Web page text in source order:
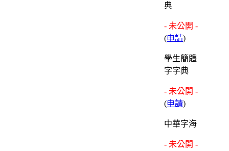
典
- 未公開 -
(申請)
學生簡體
字字典
- 未公開 -
(申請)
中華字海
- 未公開 -